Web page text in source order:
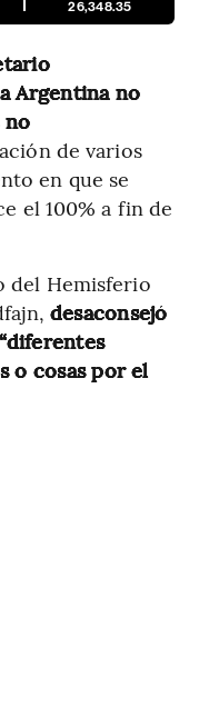
26,348.35
Argentina no
no
de varios
en que se
el 100% a fin de
del Hemisferio
desaconsejó
o cosas por el